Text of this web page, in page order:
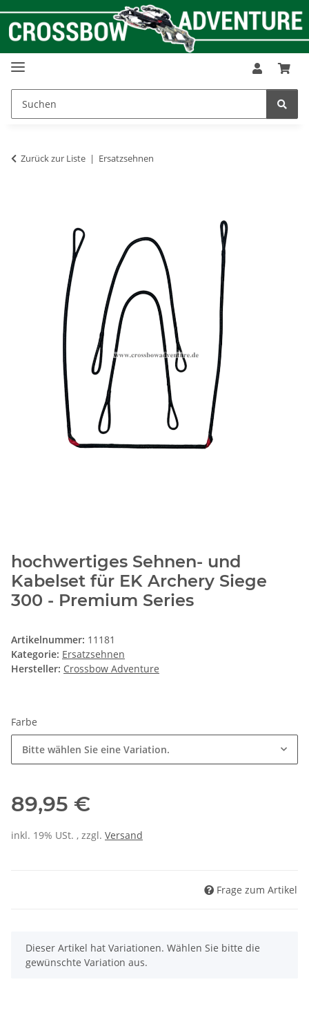
Zurück zur Liste Ersatzsehnen
hochwertiges Sehnen- und
Kabelset für EK Archery Siege
300 - Premium Series
Artikelnummer: 11181
Kategorie: Ersatzsehnen
Hersteller: Crossbow Adventure
Farbe
Bitte wählen Sie eine Variation.
89,95 €
inkl. 19% USt. , zzgl. Versand
Frage zum Artikel
x
Dieser Artikel hat Variationen. Wählen Sie bitte die
gewünschte Variation aus.